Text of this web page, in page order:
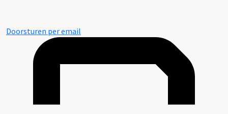
Doorsturen per email